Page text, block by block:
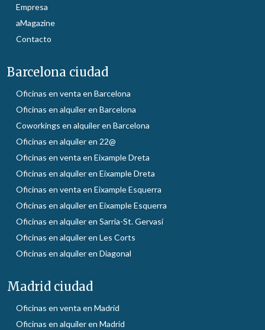
Empresa
aMagazine
Contacto
Barcelona ciudad
Oficinas en venta en Barcelona
Oficinas en alquiler en Barcelona
Coworkings en alquiler en Barcelona
Oficinas en alquiler en 22@
Oficinas en venta en Eixample Dreta
Oficinas en alquiler en Eixample Dreta
Oficinas en venta en Eixample Esquerra
Oficinas en alquiler en Eixample Esquerra
Oficinas en alquiler en Sarria-St. Gervasi
Oficinas en alquiler en Les Corts
Oficinas en alquiler en Diagonal
Madrid ciudad
Oficinas en venta en Madrid
Oficinas en alquiler en Madrid